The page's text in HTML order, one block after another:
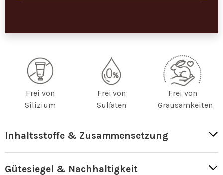
Frei von
Silizium
Frei von
Sulfaten
Frei von
Grausamkeiten
Inhaltsstoffe & Zusammensetzung
Gütesiegel & Nachhaltigkeit